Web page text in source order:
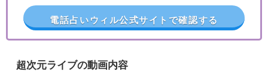
電話占いウィル公式サイトで確認する
超次元ライブの動画内容